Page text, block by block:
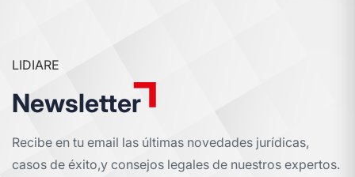
LIDIARE
Newsletter
Recibe en tu email las últimas novedades jurídicas,
casos de éxito,y consejos legales de nuestros expertos.